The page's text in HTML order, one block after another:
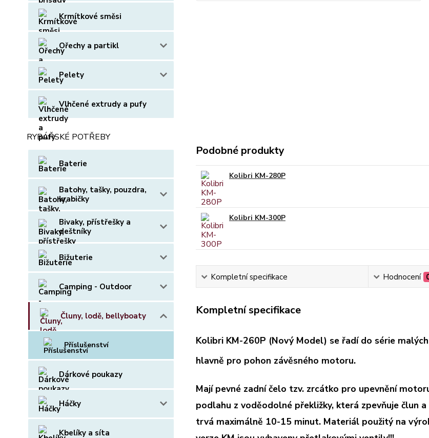
Krmítkové směsi
Ořechy a partikl
Pelety
Vlhčené extrudy a pufy
RYBÁŘSKÉ POTŘEBY
Baterie
Batohy, tašky, pouzdra,
krabičky
Bivaky, přístřešky a
deštníky
Bižuterie
Camping - Outdoor
Čluny, lodě, bellyboaty
Příslušenství
Dárkové poukazy
Háčky
Kbelíky a síta
Podobné produkty
Kolibri KM-280P
Kolibri KM-300P
Kompletní specifikace Hodnocení
Kompletní specifikace
Kolibri KM-260P (Nový Model) se řadí do série
hlavně pro pohon závěsného motoru.
Mají pevné zadní čelo tzv. zrcátko pro upevnění
podlahu z voděodolné překližky, která zpevňuje člun
trvá maximálně 10-15 minut. Materiál použitý na